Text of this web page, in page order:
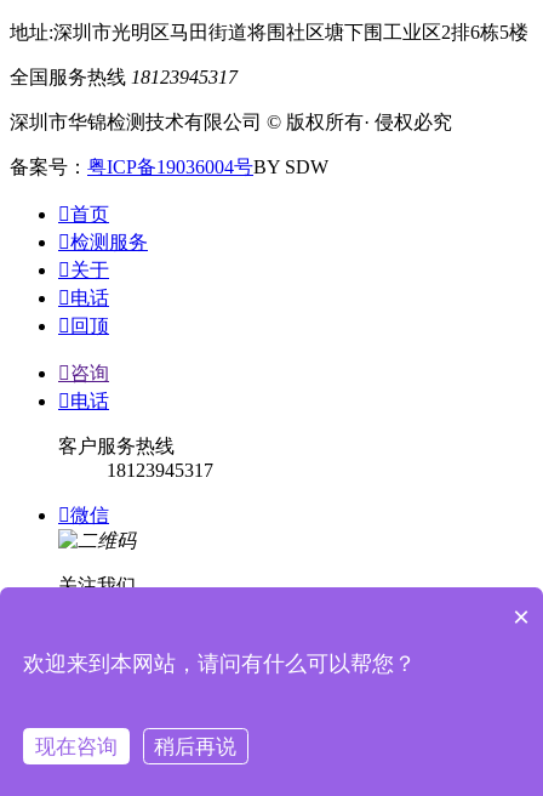
地址:深圳市光明区马田街道将围社区塘下围工业区2排6栋5楼
全国服务热线 18123945317
深圳市华锦检测技术有限公司 © 版权所有· 侵权必究
备案号： 粤ICP备19036004号BY SDW
首页
检测服务
关于
电话
 回顶
咨询
电话
客户服务热线
18123945317
微信
关注我们

消息提示
×
欢迎来到本网站，请问有什么可以帮您？
现在咨询 稍后再说